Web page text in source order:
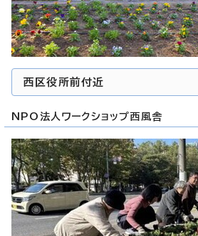
西区役所前付近
NPO法人ワークショップ西風舎